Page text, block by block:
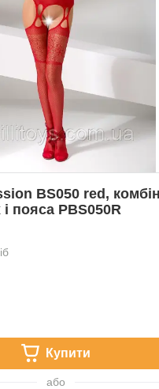
BS050 red,
і пояса PBS050R
Купити
або